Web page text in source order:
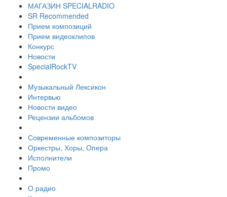
МАГАЗИН SPECIALRADIO
SR Recommended
Прием композиций
Прием видеоклипов
Конкурс
Новости
SpecialRockTV
Музыкальный Лексикон
Интервью
Новости видео
Рецензии альбомов
Современные композиторы
Оркестры, Хоры, Опера
Исполнители
Промо
О радио